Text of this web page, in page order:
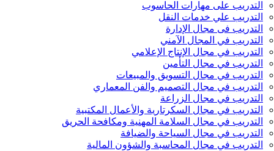
التدريب على مهارات الحاسوب
التدريب علي خدمات النقل
التدريب فى مجال الإدارة
التدريب في المجال الآمني
التدريب في مجال الإنتاج الإعلامي
التدريب في مجال التأمين
التدريب في مجال التسويق والمبيعات
التدريب في مجال التصميم والفن المعماري
التدريب في مجال الزراعة
التدريب في مجال السكرتارية والأعمال المكتبية
التدريب في مجال السلامة المهنية ومكافحة الحريق
التدريب في مجال السياحة والضيافة
التدريب في مجال المحاسبة والشؤون المالية